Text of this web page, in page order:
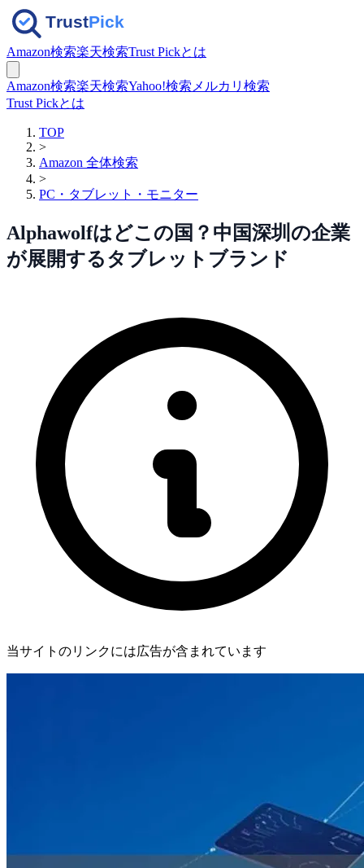
Amazon検索楽天検索Trust Pickとは
Amazon検索楽天検索Yahoo!検索 メルカリ検索
Trust Pickとは
TOP
>
Amazon 全体検索
>
PC・タブレット・モニター
Alphawolfはどこの国？中国深圳の企業
が展開するタブレットブランド
当サイトのリンクには広告が含まれています